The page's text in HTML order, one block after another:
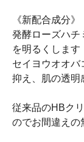
《新配合成分》
発酵ローズハ
を明るくします
セイヨウオオ
抑え、肌の透明
従来品のHBク
のでお間違えの